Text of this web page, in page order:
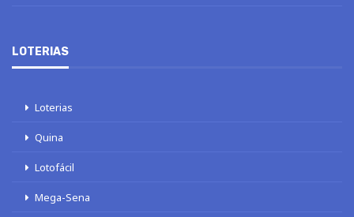
LOTERIAS
Loterias
Quina
Lotofácil
Mega-Sena